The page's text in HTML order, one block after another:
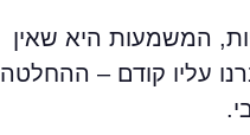
את כל חוקי המשחק. אם 50% מהמשתמשים לוחצים תוך פחות מ־9 שניות, המשמעות היא שאין
עליו קודם – ההחלטה